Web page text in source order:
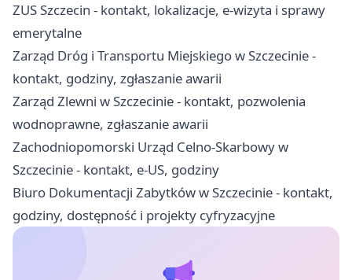
ZUS Szczecin - kontakt, lokalizacje, e-wizyta i sprawy
emerytalne
Zarząd Dróg i Transportu Miejskiego w Szczecinie -
kontakt, godziny, zgłaszanie awarii
Zarząd Zlewni w Szczecinie - kontakt, pozwolenia
wodnoprawne, zgłaszanie awarii
Zachodniopomorski Urząd Celno-Skarbowy w
Szczecinie - kontakt, e-US, godziny
Biuro Dokumentacji Zabytków w Szczecinie - kontakt,
godziny, dostępność i projekty cyfryzacyjne